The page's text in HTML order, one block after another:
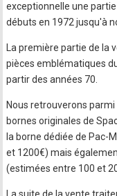
exceptionnelle une
débuts en 1972 jusqu'à
La première partie de la
pièces emblématiques
partir des années 70.
Nous retrouverons
bornes originales de
la borne dédiée de Pac-
et 1200€) mais
(estimées entre 100 et